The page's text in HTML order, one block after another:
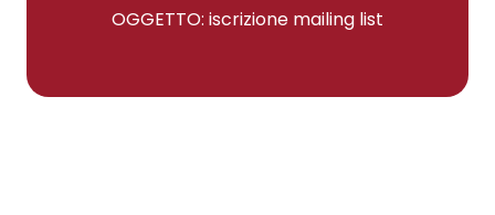
OGGETTO: iscrizione mailing list